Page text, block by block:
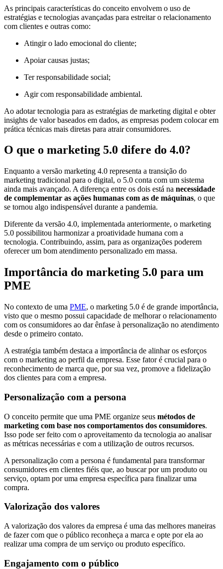
As principais características do conceito envolvem o uso de
estratégias e tecnologias avançadas para estreitar o relacionamento
com clientes e outras como:
Atingir o lado emocional do cliente;
Apoiar causas justas;
Ter responsabilidade social;
Agir com responsabilidade ambiental.
Ao adotar tecnologia para as estratégias de marketing digital e obter
insights de valor baseados em dados, as empresas podem colocar em
prática técnicas mais diretas para atrair consumidores.
O que o marketing 5.0 difere do 4.0?
Enquanto a versão marketing 4.0 representa a transição do
marketing tradicional para o digital, o 5.0 conta com um sistema
ainda mais avançado. A diferença entre os dois está na necessidade
de complementar as ações humanas com as de máquinas, o que
se tornou algo indispensável durante a pandemia.
Diferente da versão 4.0, implementada anteriormente, o marketing
5.0 possibilitou harmonizar a proatividade humana com a
tecnologia. Contribuindo, assim, para as organizações poderem
oferecer um bom atendimento personalizado em massa.
Importância do marketing 5.0 para um
PME
No contexto de uma PME, o marketing 5.0 é de grande importância,
visto que o mesmo possui capacidade de melhorar o relacionamento
com os consumidores ao dar ênfase à personalização no atendimento
desde o primeiro contato.
A estratégia também destaca a importância de alinhar os esforços
com o marketing ao perfil da empresa. Esse fator é crucial para o
reconhecimento de marca que, por sua vez, promove a fidelização
dos clientes para com a empresa.
Personalização com a persona
O conceito permite que uma PME organize seus métodos de
marketing com base nos comportamentos dos consumidores.
Isso pode ser feito com o aproveitamento da tecnologia ao analisar
as métricas necessárias e com a utilização de outros recursos.
A personalização com a persona é fundamental para transformar
consumidores em clientes fiéis que, ao buscar por um produto ou
serviço, optam por uma empresa específica para finalizar uma
compra.
Valorização dos valores
A valorização dos valores da empresa é uma das melhores maneiras
de fazer com que o público reconheça a marca e opte por ela ao
realizar uma compra de um serviço ou produto específico.
Engajamento com o público